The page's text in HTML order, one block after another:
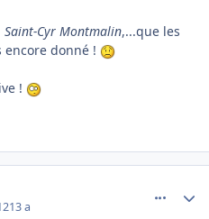
Cyr Montmalin,...que les
donné !
!
13 a